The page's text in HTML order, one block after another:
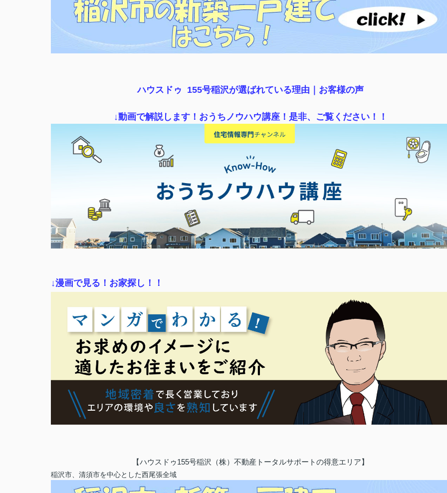
ハウスドゥ 155号稲沢が選ばれている理由｜ お客様の声
↓動画で解説します！おうちノウハウ講座！是非、ご覧ください！！
↓漫画で見る！お家探し！！
【ハウスドゥ155号稲沢（株）不動産トータルサポートの得意エリア】
稲沢市、清須市を中心とした西尾張全域